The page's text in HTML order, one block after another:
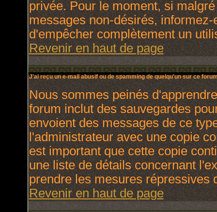
privée. Pour le moment, si
messages non-désirés,
d'empêcher complètement un
Revenir en haut de page
J'ai reçu un e-mail abusif ou de spamming de quelqu'un sur ce
Nous sommes peinés
forum inclut des sauvegardes
envoient des messages de ce
l'administrateur avec une copie
est important que cette copie
une liste de détails concernant
prendre les mesures répressives
Revenir en haut de page